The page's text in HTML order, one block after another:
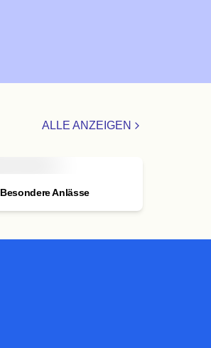
ALLE ANZEIGEN
Besondere Anlässe